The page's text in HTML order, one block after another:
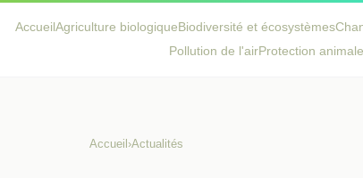
AccueilAgriculture biologiqueBiodiversité et écosystèmes
Pollution de l'airProtection animale
Accueil ›Actualités